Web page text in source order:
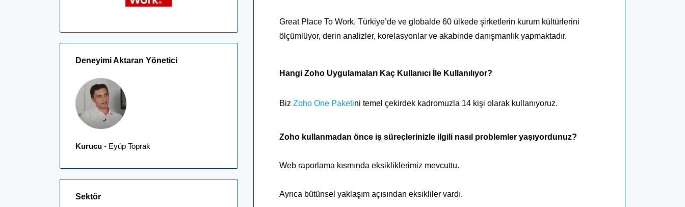
Deneyimi Aktaran Yönetici
Kurucu - Eyüp Toprak
Sektör
Great Place To Work, Türkiye’de ve globalde 60 ülkede şirketlerin kurum kültürlerini
ölçümlüyor, derin analizler, korelasyonlar ve akabinde danışmanlık yapmaktadır.
Hangi Zoho Uygulamaları Kaç Kullanıcı İle Kullanılıyor?
Biz Zoho One Paketini temel çekirdek kadromuzla 14 kişi olarak kullanıyoruz.
Zoho kullanmadan önce iş süreçlerinizle ilgili nasıl problemler yaşıyordunuz?
Web raporlama kısmında eksikliklerimiz mevcuttu.
Ayrıca bütünsel yaklaşım açısından eksikliler vardı.